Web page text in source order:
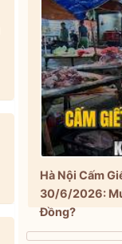
Hà Nội Cấm
30/6/2026:
Đồng?